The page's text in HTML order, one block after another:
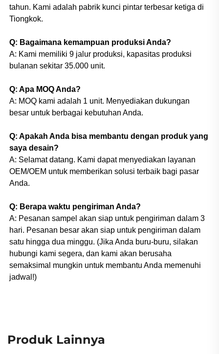
tahun. Kami adalah pabrik kunci pintar terbesar ketiga di
Tiongkok.
Q: Bagaimana kemampuan produksi Anda?
A: Kami memiliki 9 jalur produksi, kapasitas produksi
bulanan sekitar 35.000 unit.
Q: Apa MOQ Anda?
A: MOQ kami adalah 1 unit. Menyediakan dukungan
besar untuk berbagai kebutuhan Anda.
Q: Apakah Anda bisa membantu dengan produk yang
saya desain?
A: Selamat datang. Kami dapat menyediakan layanan
OEM/OEM untuk memberikan solusi terbaik bagi pasar
Anda.
Q: Berapa waktu pengiriman Anda?
A: Pesanan sampel akan siap untuk pengiriman dalam 3
hari. Pesanan besar akan siap untuk pengiriman dalam
satu hingga dua minggu. (Jika Anda buru-buru, silakan
hubungi kami segera, dan kami akan berusaha
semaksimal mungkin untuk membantu Anda memenuhi
jadwal!)
Produk Lainnya